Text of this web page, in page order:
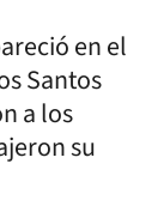
en el
Santos
a los
su